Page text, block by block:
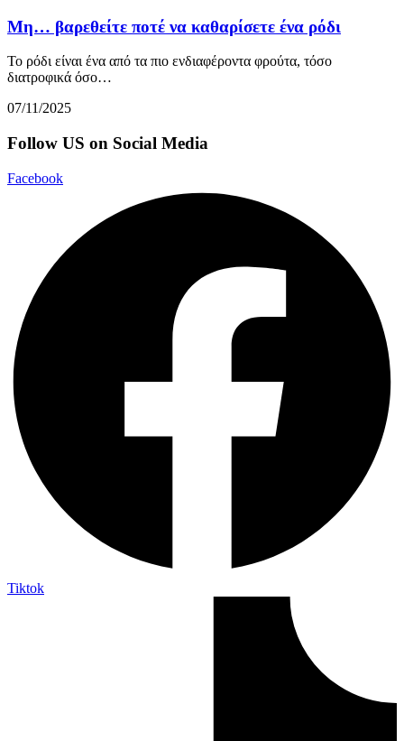
Μη… βαρεθείτε ποτέ να καθαρίσετε ένα ρόδι
Το ρόδι είναι ένα από τα πιο ενδιαφέροντα φρούτα, τόσο
διατροφικά όσο…
07/11/2025
Follow US on Social Media
Facebook
Tiktok